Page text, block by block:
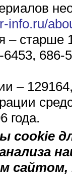
info.ru/
– старше
686-
–
года.
cookie